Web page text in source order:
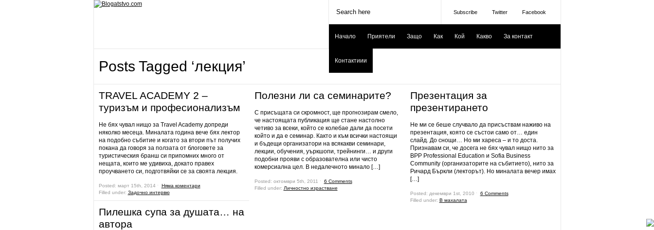
Subscribe Twitter Facebook
Начало Приятели Защо Как Кой Какво За контакт
Контактиии
Posts Tagged ‘лекция’
TRAVEL ACADEMY 2 –
туризъм и професионализъм
Не бях чувал нищо за Travel Academy допреди
няколко месеца. Миналата година вече бях лектор
на подобно събитие и когато за втори път получих
покана да говоря за ползата от блоговете за
туристическия бранш си припомних много от
нещата, които ме удивиха, докато правех
проучването си, подготвяйки се за своята лекция.
Posted: март 15th, 2014 ˑ Няма коментари
Filled under: Задочно интервю
Пилешка супа за душата… на
автора
Полезни ли са семинарите?
С присъщата си скромност, ще прогнозирам смело,
че настоящата публикация ще стане настолно
четиво за всеки, който се колебае дали да посети
който и да е семинар. Както и към всички настоящи
и бъдещи организатори на всякакви семинари,
лекции, обучения, уъркшопи, трейнинги… и други
подобни прояви с образователна или чисто
комерсиална цел. В недалечното минало […]
Posted: октомври 5th, 2011 ˑ 6 Comments
Filled under: Личностно израстване
Презентация за
презентирането
Не ми се беше случвало да присъствам наживо на
презентация, която се състои само от… един
слайд. До снощи… Но ми хареса – и то доста.
Признавам си, че досега не бях чувал нищо нито за
BPP Professional Education и Sofia Business
Community (организаторите на събитието), нито за
Ричард Бъркли (лекторът). Но миналата вечер имах
[…]
Posted: декември 1st, 2010 ˑ 6 Comments
Filled under: В махалата